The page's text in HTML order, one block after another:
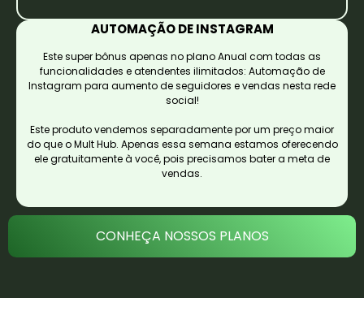
AUTOMAÇÃO DE INSTAGRAM
Este super bônus apenas no plano Anual com todas as
funcionalidades e atendentes ilimitados: Automação de
Instagram para aumento de seguidores e vendas nesta rede
social!
Este produto vendemos separadamente por um preço maior
do que o Mult Hub. Apenas essa semana estamos oferecendo
ele gratuitamente à você, pois precisamos bater a meta de
vendas.
CONHEÇA NOSSOS PLANOS